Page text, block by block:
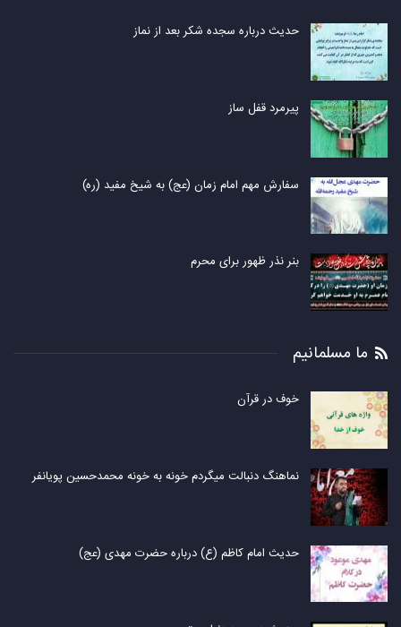
حدیث درباره سجده شکر بعد از نماز
پیرمرد قفل ساز
سفارش مهم امام زمان (عج) به شیخ مفید (ره)
بنر نذر ظهور برای محرم
ما مسلمانیم
خوف در قرآن
نماهنگ دنبالت ميگردم خونه به خونه محمدحسین پویانفر
حدیث امام کاظم (ع) درباره حضرت مهدی (عج)